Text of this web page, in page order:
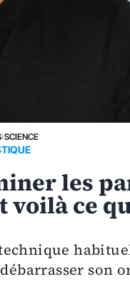
›SCIENCE
les
ce
son